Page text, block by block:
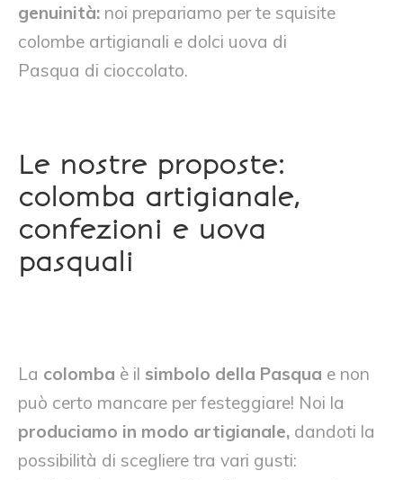
genuinità: noi prepariamo per te squisite
colombe artigianali e dolci uova di
Pasqua di cioccolato.
Le nostre proposte:
colomba artigianale,
confezioni e uova
pasquali
La colomba è il simbolo della Pasqua e non
può certo mancare per festeggiare! Noi la
produciamo in modo artigianale, dandoti la
possibilità di scegliere tra vari gusti: